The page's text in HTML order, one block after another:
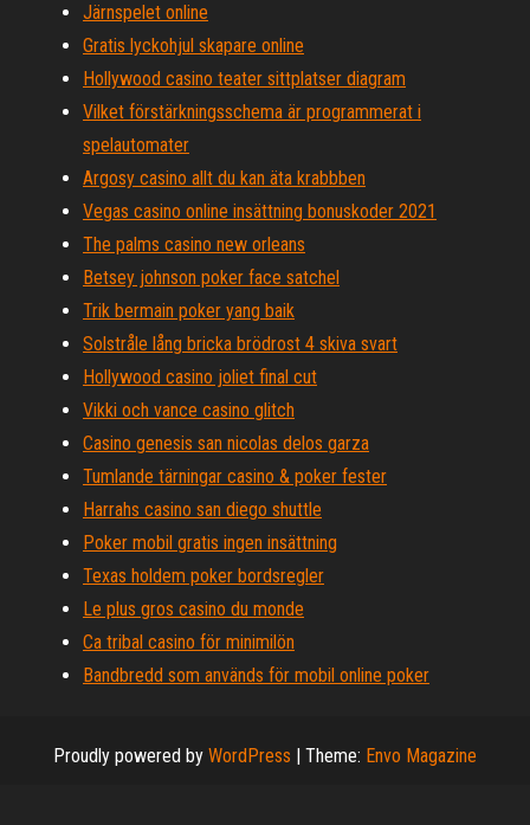
Järnspelet online
Gratis lyckohjul skapare online
Hollywood casino teater sittplatser diagram
Vilket förstärkningsschema är programmerat i
spelautomater
Argosy casino allt du kan äta krabbben
Vegas casino online insättning bonuskoder 2021
The palms casino new orleans
Betsey johnson poker face satchel
Trik bermain poker yang baik
Solstråle lång bricka brödrost 4 skiva svart
Hollywood casino joliet final cut
Vikki och vance casino glitch
Casino genesis san nicolas delos garza
Tumlande tärningar casino & poker fester
Harrahs casino san diego shuttle
Poker mobil gratis ingen insättning
Texas holdem poker bordsregler
Le plus gros casino du monde
Ca tribal casino för minimilön
Bandbredd som används för mobil online poker
Proudly powered by WordPress | Theme: Envo Magazine